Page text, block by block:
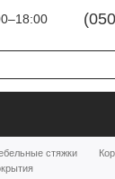
стяжки